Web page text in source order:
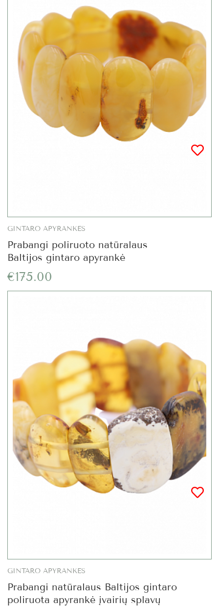
GINTARO APYRANKĖS
Prabangi poliruoto natūralaus
Baltijos gintaro apyrankė
€175.00
GINTARO APYRANKĖS
Prabangi natūralaus Baltijos gintaro
poliruota apyrankė įvairių splavų